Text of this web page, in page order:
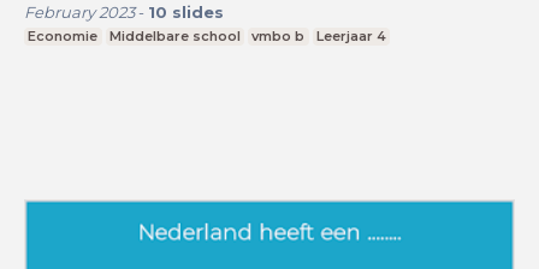
February 2023- 10 slides
Economie Middelbare school vmbo b Leerjaar 4